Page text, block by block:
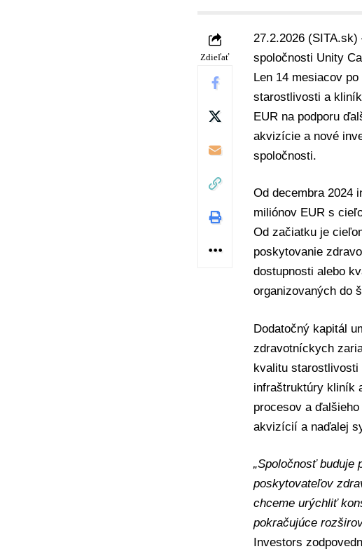
Zdieľať
27.2.2026
spoločnosti Unity
Len 14 mesiacov
starostlivosti a
EUR na podporu
akvizície a nové
spoločnosti.
Od decembra 2024
miliónov EUR s
Od začiatku je
poskytovanie
dostupnosti alebo
organizovaných do
Dodatočný kapitál
zdravotníckych
kvalitu
infraštruktúry kliník
procesov a
akvizícií a naďalej
„Spoločnosť buduje
poskytovateľov
chceme urýchliť
pokračujúce
Investors